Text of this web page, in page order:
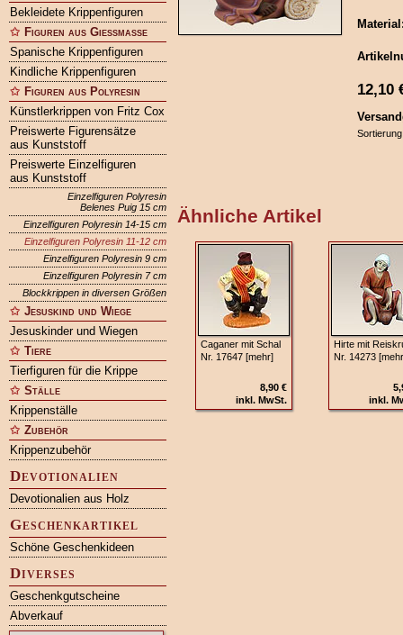
Bekleidete Krippenfiguren
Figuren aus Gießmasse
Spanische Krippenfiguren
Kindliche Krippenfiguren
Figuren aus Polyresin
Künstlerkrippen von Fritz Cox
Preiswerte Figurensätze
aus Kunststoff
Preiswerte Einzelfiguren
aus Kunststoff
Einzelfiguren Polyresin
Belenes Puig 15 cm
Einzelfiguren Polyresin 14-15 cm
Einzelfiguren Polyresin 11-12 cm
Einzelfiguren Polyresin 9 cm
Einzelfiguren Polyresin 7 cm
Blockkrippen in diversen Größen
Jesuskind und Wiege
Jesuskinder und Wiegen
Tiere
Tierfiguren für die Krippe
Ställe
Krippenställe
Zubehör
Krippenzubehör
Devotionalien
Devotionalien aus Holz
Geschenkartikel
Schöne Geschenkideen
Diverses
Geschenkgutscheine
Abverkauf
12,10
Ähnliche Artikel
Caganer mit Schal
Nr. 17647 [mehr]
8,90 €
inkl. MwSt.
Hirte mit
Nr. 14273
inkl.